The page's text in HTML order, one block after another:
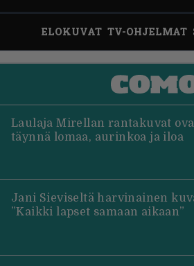
ELOKUVAT TV-OHJELMAT
Laulaja Mirellan rantakuvat
täynnä lomaa, aurinkoa ja iloa
Jani Sieviseltä harvinainen
”Kaikki lapset samaan aikaan”